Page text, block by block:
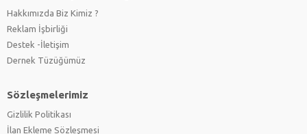
Hakkımızda Biz Kimiz ?
Reklam İşbirliği
Destek -İletişim
Dernek Tüzüğümüz
Sözleşmelerimiz
Gizlilik Politikası
İlan Ekleme Sözleşmesi